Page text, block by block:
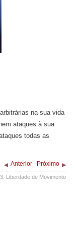
na sua vida
ataques à sua
todas as
Anterior Próximo
Liberdade de Movimento